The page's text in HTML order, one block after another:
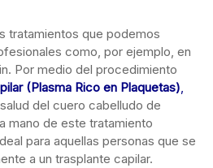
tratamientos que podemos
como, por ejemplo, en
Por medio del procedimiento
(Plasma Rico en Plaquetas),
del cuero cabelludo de
mano de este tratamiento
para aquellas personas que se
a un trasplante capilar.